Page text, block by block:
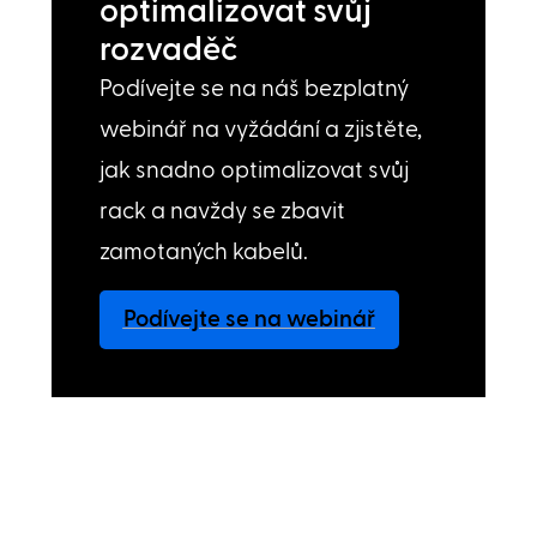
optimalizovat svůj
rozvaděč
Podívejte se na náš bezplatný
webinář na vyžádání a zjistěte,
jak snadno optimalizovat svůj
rack a navždy se zbavit
zamotaných kabelů.
Podívejte se na webinář